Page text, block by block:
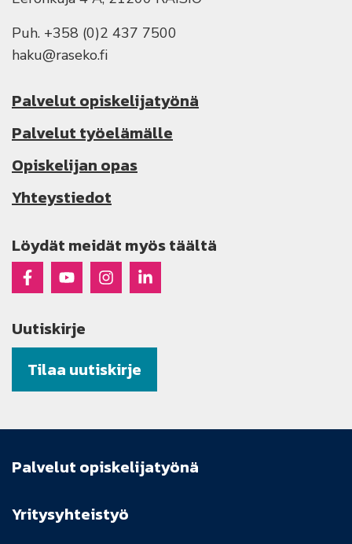
Puh. +358 (0)2 437 7500
haku@raseko.fi
Palvelut opiskelijatyönä
Palvelut työelämälle
Opiskelijan opas
Yhteystiedot
Löydät meidät myös täältä
Raseko Facebookissa
Raseko Youtubessa
Raseko Instagramissa
Raseko Linkedinissä
Uutiskirje
Tilaa uutiskirje
Palvelut opiskelijatyönä
Yritysyhteistyö